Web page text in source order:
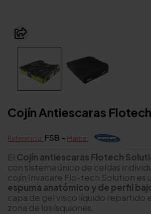
Cojín Antiescaras
Referencia: FSB - Marca:
El Cojín antiescaras Flotech
con sistema único de celdas
cojín Invacare Flo-tech Solution es
espuma anatómico y de perfil
capa de gel visco líquido repartido
zona de los ísquiones.